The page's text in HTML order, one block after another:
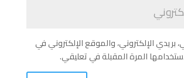
الإلكتروني، والموقع الإلكتروني في
المرة المقبلة في تعليقي.